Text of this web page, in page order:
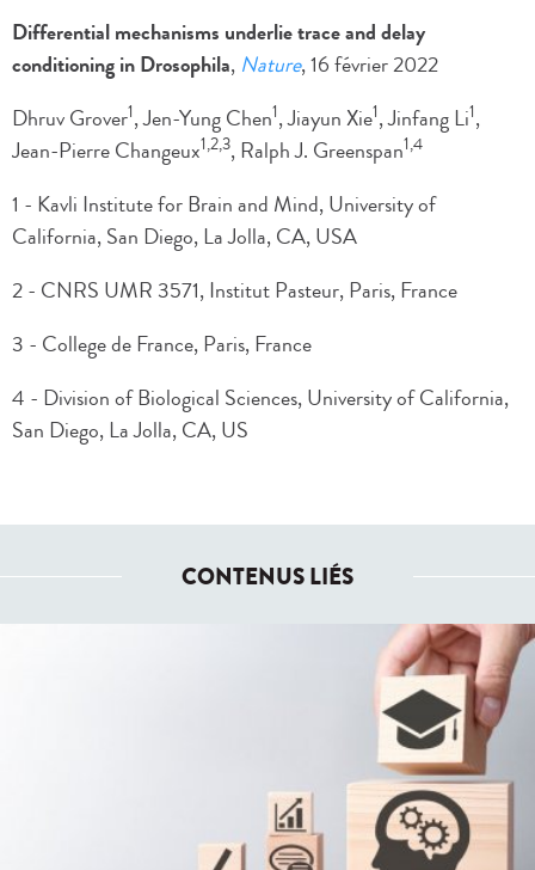
Differential mechanisms underlie trace and delay
conditioning in Drosophila, Nature, 16 février 2022
Dhruv Grover1, Jen-Yung Chen1, Jiayun Xie1, Jinfang Li1,
Jean-Pierre Changeux1,2,3, Ralph J. Greenspan1,4
1 - Kavli Institute for Brain and Mind, University of
California, San Diego, La Jolla, CA, USA
2 - CNRS UMR 3571, Institut Pasteur, Paris, France
3 - College de France, Paris, France
4 - Division of Biological Sciences, University of California,
San Diego, La Jolla, CA, US
CONTENUS LIÉS